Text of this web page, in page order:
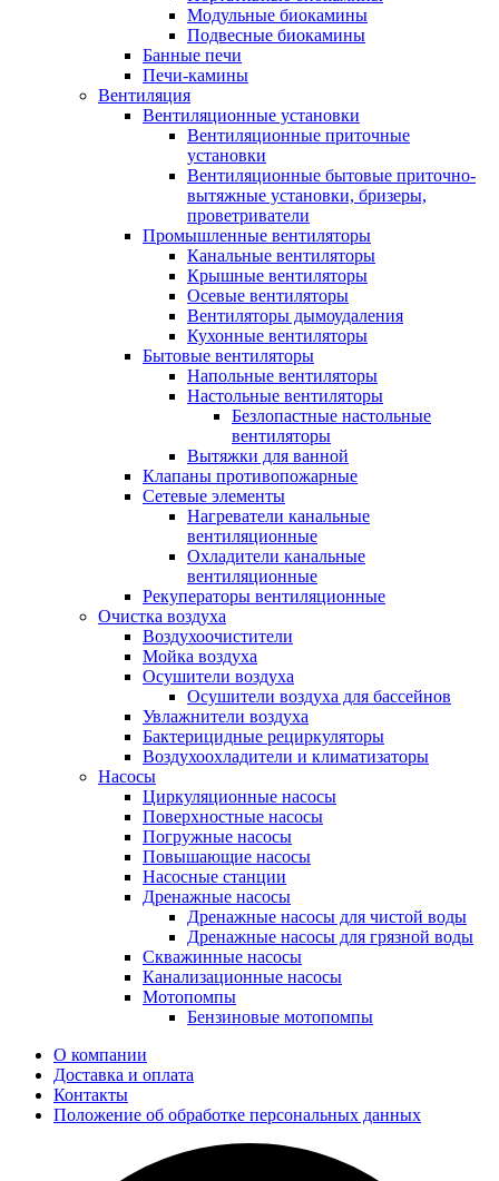
Модульные биокамины
Подвесные биокамины
Банные печи
Печи-камины
Вентиляция
Вентиляционные установки
Вентиляционные приточные
установки
Вентиляционные бытовые приточно-
вытяжные установки, бризеры,
проветриватели
Промышленные вентиляторы
Канальные вентиляторы
Крышные вентиляторы
Осевые вентиляторы
Вентиляторы дымоудаления
Кухонные вентиляторы
Бытовые вентиляторы
Напольные вентиляторы
Настольные вентиляторы
Безлопастные настольные
вентиляторы
Вытяжки для ванной
Клапаны противопожарные
Сетевые элементы
Нагреватели канальные
вентиляционные
Охладители канальные
вентиляционные
Рекуператоры вентиляционные
Очистка воздуха
Воздухоочистители
Мойка воздуха
Осушители воздуха
Осушители воздуха для бассейнов
Увлажнители воздуха
Бактерицидные рециркуляторы
Воздухоохладители и климатизаторы
Насосы
Циркуляционные насосы
Поверхностные насосы
Погружные насосы
Повышающие насосы
Насосные станции
Дренажные насосы
Дренажные насосы для чистой воды
Дренажные насосы для грязной воды
Скважинные насосы
Канализационные насосы
Мотопомпы
Бензиновые мотопомпы
О компании
Доставка и оплата
Контакты
Положение об обработке персональных данных